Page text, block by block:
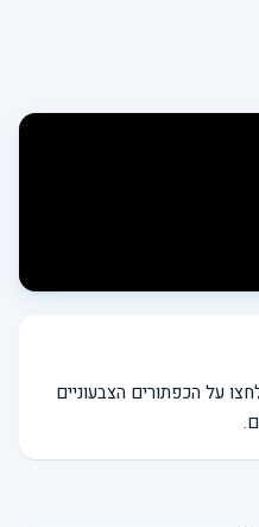
על הכפתורים הצבעוניים